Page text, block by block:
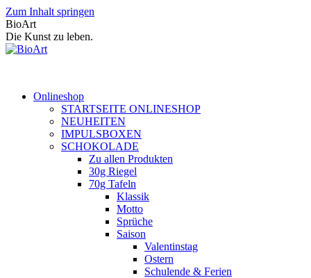
Zum Inhalt springen
BioArt
Die Kunst zu leben.
Onlineshop
STARTSEITE ONLINESHOP
NEUHEITEN
IMPULSBOXEN
SCHOKOLADE
Zu allen Produkten
30g Riegel
70g Tafeln
Klassik
Motto
Sprüche
Saison
Valentinstag
Ostern
Schulende & Ferien